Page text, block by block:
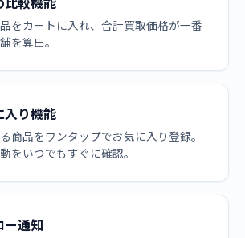
をカートに入れ、合計買取価格が一番
を算出。
入り機能
商品をワンタップでお気に入り登録。
をいつでもすぐに確認。
ー通知